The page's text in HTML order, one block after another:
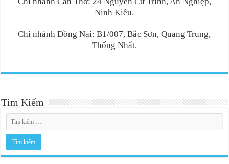
Ninh Kiều.
Chi nhánh Đồng Nai: B1/007, Bắc Sơn, Quang Trung,
Thống Nhất.
Tìm Kiếm